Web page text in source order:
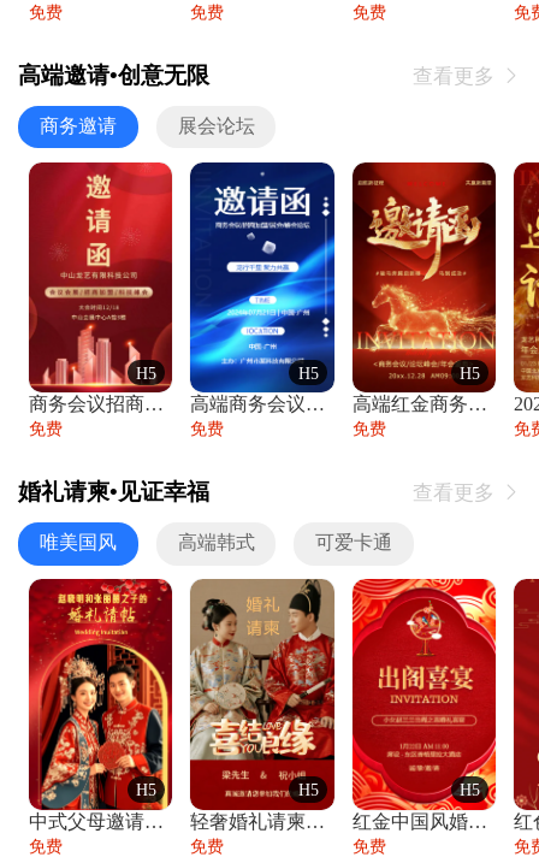
免费 免费 免费 免
高端邀请•创意无限 查看更多 
商务邀请 展会论坛
H5
商务会议招商展会科技峰会邀请函年会邀请
免费
H5
高端商务会议招商加盟展会峰会论坛邀请函
免费
H5
高端红金商务会议年会年终盛典答谢邀请函
免费 免
婚礼请柬•见证幸福 查看更多 
唯美国风 高端韩式 可爱卡通
H5
中式父母邀请函婚礼结婚请柬请贴父母邀请方
免费
H5
轻奢婚礼请柬婚礼邀请函结婚照请帖
免费
H5
红金中国风婚礼请柬出阁喜宴嫁女请帖出阁宴
免费 免